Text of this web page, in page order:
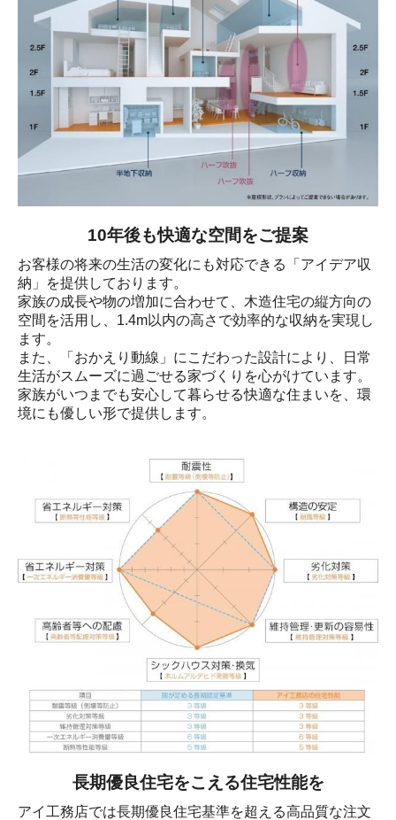
10年後も快適な空間をご提案
お客様の将来の生活の変化にも対応できる「アイデア収
納」を提供しております。
家族の成長や物の増加に合わせて、木造住宅の縦方向の
空間を活用し、1.4m以内の高さで効率的な収納を実現し
ます。
また、「おかえり動線」にこだわった設計により、日常
生活がスムーズに過ごせる家づくりを心がけています。
家族がいつまでも安心して暮らせる快適な住まいを、環
境にも優しい形で提供します。
長期優良住宅をこえる住宅性能を
アイ工務店では長期優良住宅基準を超える高品質な注文